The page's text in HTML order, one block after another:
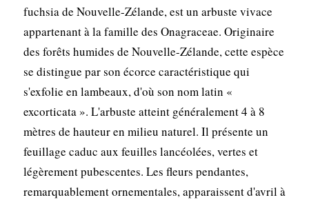
fuchsia de Nouvelle-Zélande, est un arbuste vivace
appartenant à la famille des Onagraceae. Originaire
des forêts humides de Nouvelle-Zélande, cette espèce
se distingue par son écorce caractéristique qui
s'exfolie en lambeaux, d'où son nom latin «
excorticata ». L'arbuste atteint généralement 4 à 8
mètres de hauteur en milieu naturel. Il présente un
feuillage caduc aux feuilles lancéolées, vertes et
légèrement pubescentes. Les fleurs pendantes,
remarquablement ornementales, apparaissent d'avril à